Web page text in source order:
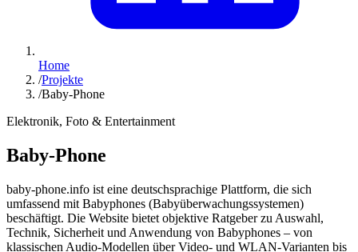
Home
/Projekte
/Baby-Phone
Elektronik, Foto & Entertainment
Baby-Phone
baby-phone.info ist eine deutschsprachige Plattform, die sich
umfassend mit Babyphones (Babyüberwachungssystemen)
beschäftigt. Die Website bietet objektive Ratgeber zu Auswahl,
Technik, Sicherheit und Anwendung von Babyphones – von
klassischen Audio-Modellen über Video- und WLAN-Varianten bis